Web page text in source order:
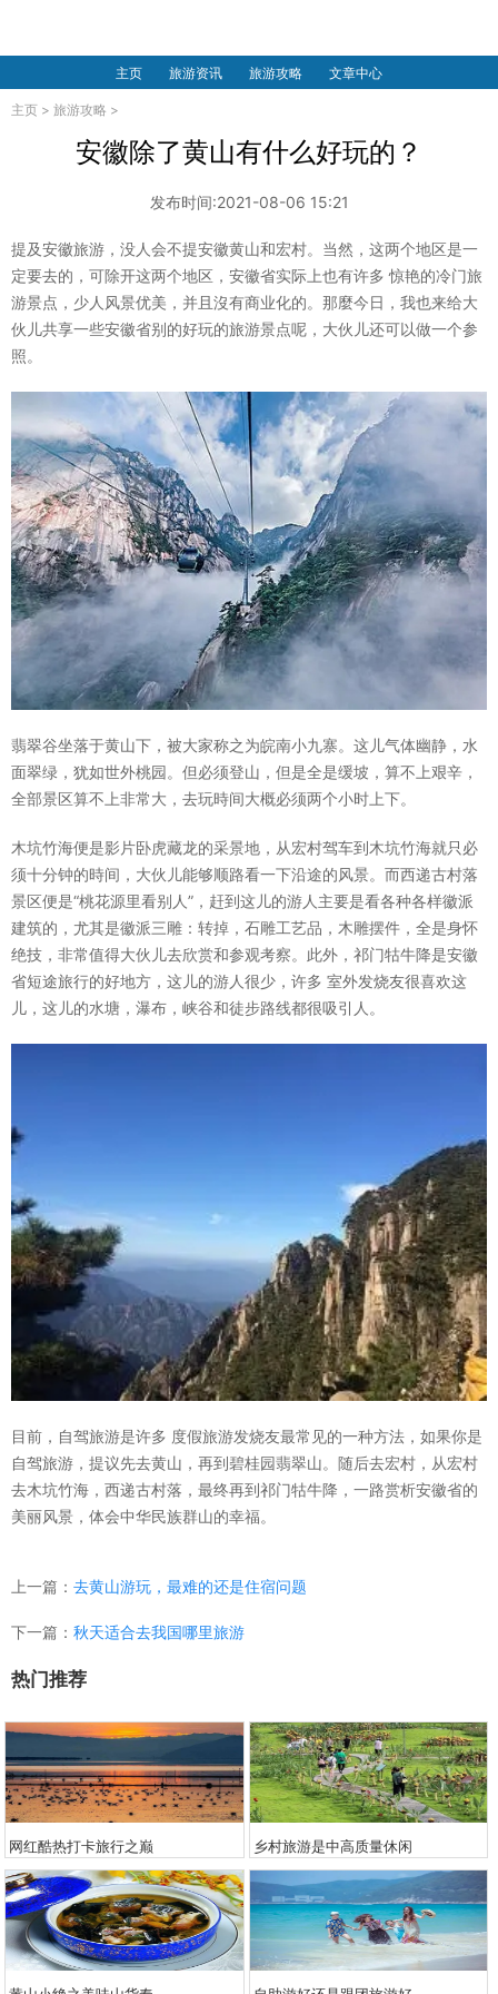
主页 旅游资讯 旅游攻略 文章中心
主页 > 旅游攻略 >
安徽除了黄山有什么好玩的？
发布时间:2021-08-06 15:21
提及安徽旅游，没人会不提安徽黄山和宏村。当然，这两个地区是一
定要去的，可除开这两个地区，安徽省实际上也有许多 惊艳的冷门旅
游景点，少人风景优美，并且沒有商业化的。那麼今日，我也来给大
伙儿共享一些安徽省别的好玩的旅游景点呢，大伙儿还可以做一个参
照。
翡翠谷坐落于黄山下，被大家称之为皖南小九寨。这儿气体幽静，水
面翠绿，犹如世外桃园。但必须登山，但是全是缓坡，算不上艰辛，
全部景区算不上非常大，去玩時间大概必须两个小时上下。
木坑竹海便是影片卧虎藏龙的采景地，从宏村驾车到木坑竹海就只必
须十分钟的時间，大伙儿能够顺路看一下沿途的风景。而西递古村落
景区便是“桃花源里看别人”，赶到这儿的游人主要是看各种各样徽派
建筑的，尤其是徽派三雕：转掉，石雕工艺品，木雕摆件，全是身怀
绝技，非常值得大伙儿去欣赏和参观考察。此外，祁门牯牛降是安徽
省短途旅行的好地方，这儿的游人很少，许多 室外发烧友很喜欢这
儿，这儿的水塘，瀑布，峡谷和徒步路线都很吸引人。
目前，自驾旅游是许多 度假旅游发烧友最常见的一种方法，如果你是
自驾旅游，提议先去黄山，再到碧桂园翡翠山。随后去宏村，从宏村
去木坑竹海，西递古村落，最终再到祁门牯牛降，一路赏析安徽省的
美丽风景，体会中华民族群山的幸福。
上一篇： 去黄山游玩，最难的还是住宿问题
下一篇： 秋天适合去我国哪里旅游
热门推荐
网红酷热打卡旅行之巅 乡村旅游是中高质量休闲